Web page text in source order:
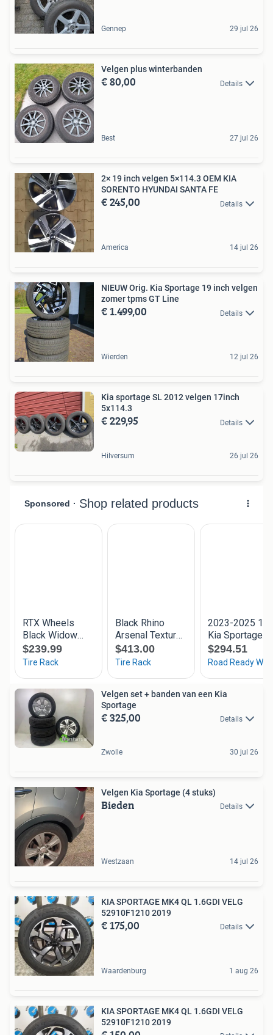
Gennep 29 jul 26
Velgen plus winterbanden
€ 80,00 Details
Best 27 jul 26
2× 19 inch velgen 5×114.3 OEM KIA
SORENTO HYUNDAI SANTA FE
€ 245,00 Details
America 14 jul 26
NIEUW Orig. Kia Sportage 19 inch velgen
zomer tpms GT Line
€ 1.499,00 Details
Wierden 12 jul 26
Kia sportage SL 2012 velgen 17inch
5x114.3
€ 229,95 Details
Hilversum 26 jul 26
Velgen set + banden van een Kia
Sportage
€ 325,00 Details
Zwolle 30 jul 26
Velgen Kia Sportage (4 stuks)
Bieden Details
Westzaan 14 jul 26
KIA SPORTAGE MK4 QL 1.6GDI VELG
52910F1210 2019
€ 175,00 Details
Waardenburg 1 aug 26
KIA SPORTAGE MK4 QL 1.6GDI VELG
52910F1210 2019